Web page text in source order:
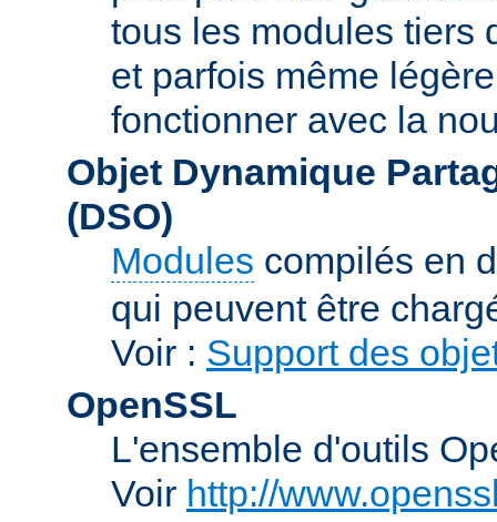
tous les modules tiers
et parfois même
fonctionner avec la
Objet Dynamique
(DSO)
Modules compilés en
qui peuvent être
Voir : Support des
OpenSSL
L'ensemble d'outils
Voir http://